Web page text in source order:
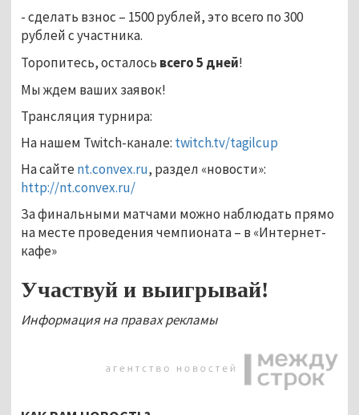
- сделать взнос – 1500 рублей, это всего по 300
рублей с участника.
Торопитесь, осталось всего 5 дней!
Мы ждем ваших заявок!
Трансляция турнира:
На нашем Twitch-канале: twitch.tv/tagilcup
На сайте nt.convex.ru, раздел «новости»:
http://nt.convex.ru/
За финальными матчами можно наблюдать прямо
на месте проведения чемпионата – в «Интернет-
кафе»
Участвуй и выигрывай!
Информация на правах рекламы